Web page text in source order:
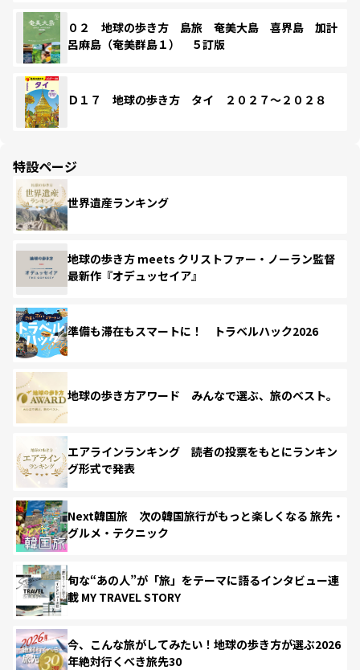
０２ 地球の歩き方 島旅 奄美大島 喜界島 加計
呂麻島（奄美群島１） ５訂版
Ｄ１７ 地球の歩き方 タイ ２０２７～２０２８
特設ページ
世界遺産ランキング
地球の歩き方 meets クリストファー・ノーラン監督
最新作『オデュッセイア』
準備も滞在もスマートに！ トラベルハック2026
地球の歩き方アワード みんなで選ぶ、旅のベスト。
エアラインランキング 読者の投票をもとにランキン
グ形式で発表
Next韓国旅 次の韓国旅行がもっと楽しくなる 旅先・
グルメ・テクニック
旬な“あの人”が「旅」をテーマに語るインタビュー連
載 MY TRAVEL STORY
今、こんな旅がしてみたい！地球の歩き方が選ぶ2026
年絶対行くべき旅先30